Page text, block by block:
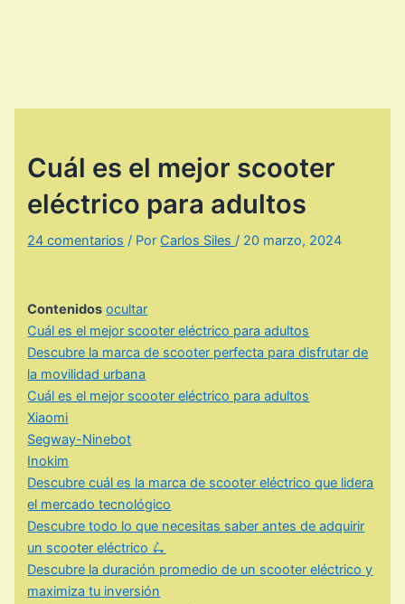
Cuál es el mejor scooter
eléctrico para adultos
24 comentarios / Por Carlos Siles/ 20 marzo, 2024
Contenidos ocultar
Cuál es el mejor scooter eléctrico para adultos
Descubre la marca de scooter perfecta para disfrutar de
la movilidad urbana
Cuál es el mejor scooter eléctrico para adultos
Xiaomi
Segway-Ninebot
Inokim
Descubre cuál es la marca de scooter eléctrico que lidera
el mercado tecnológico
Descubre todo lo que necesitas saber antes de adquirir
un scooter eléctrico 🛴
Descubre la duración promedio de un scooter eléctrico y
maximiza tu inversión